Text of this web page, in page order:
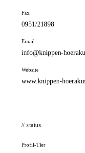
Fax
0951/21898
Email
info@knippen-
Website
www.knippen-
// status
Profil-Tier